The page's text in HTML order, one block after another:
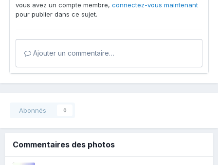
vous avez un compte membre, connectez-vous maintenant
pour publier dans ce sujet.
Ajouter un commentaire…
Abonnés 0
Commentaires des photos